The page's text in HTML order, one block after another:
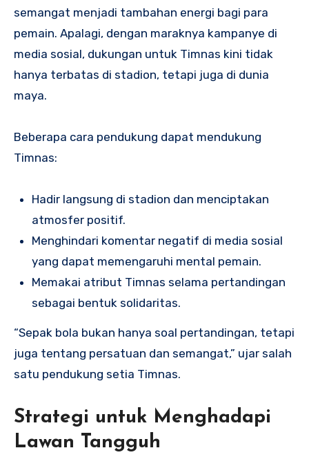
semangat menjadi tambahan energi bagi para
pemain. Apalagi, dengan maraknya kampanye di
media sosial, dukungan untuk Timnas kini tidak
hanya terbatas di stadion, tetapi juga di dunia
maya.
Beberapa cara pendukung dapat mendukung
Timnas:
Hadir langsung di stadion dan menciptakan
atmosfer positif.
Menghindari komentar negatif di media sosial
yang dapat memengaruhi mental pemain.
Memakai atribut Timnas selama pertandingan
sebagai bentuk solidaritas.
“Sepak bola bukan hanya soal pertandingan, tetapi
juga tentang persatuan dan semangat,” ujar salah
satu pendukung setia Timnas.
Strategi untuk Menghadapi
Lawan Tangguh